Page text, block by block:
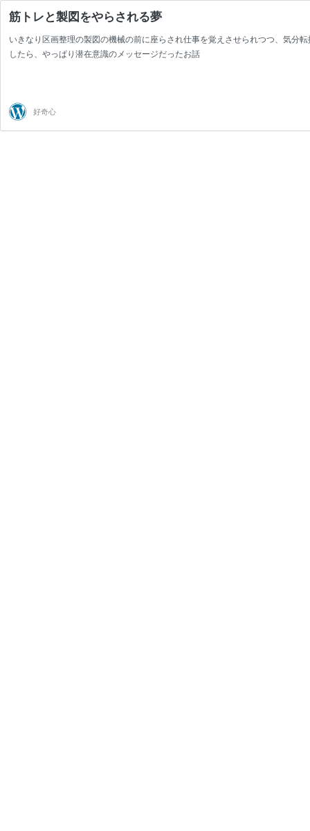
筋トレと製図をやらされる夢
いきなり区画整理の製図の機械の前に座らされ仕事を覚えさせられつつ、気分
したら、やっぱり潜在意識のメッセージだったお話
好奇心